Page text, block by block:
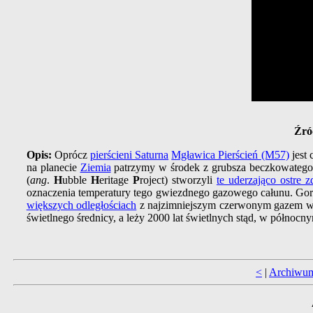
Opis: Opróczpierścieni Saturna Mgławica Pierścień (M57)jest
na planecie Ziemia patrzymy w środek z grubsza
(ang. Hubble Heritage Project) stworzyli te uderzająco ostre
oznaczenia temperatury tego gwiezdnego gazowego całunu.
większych odległościach z najzimniejszym czerwonym gazem
świetlnego średnicy, a leży 2000 lat świetlnych stąd, w
< |